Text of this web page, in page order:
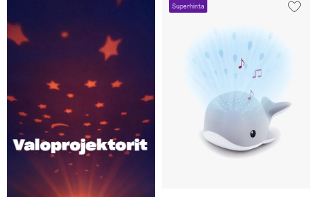
Superhinta